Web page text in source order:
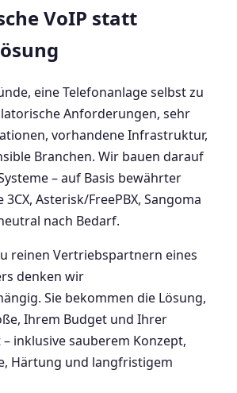
VoIP statt
eine Telefonanlage selbst zu
Anforderungen, sehr
vorhandene Infrastruktur,
Branchen. Wir bauen darauf
– auf Basis bewährter
Asterisk/FreePBX, Sangoma
nach Bedarf.
reinen Vertriebspartnern eines
denken wir
Sie bekommen die Lösung,
Ihrem Budget und Ihrer
inklusive sauberem Konzept,
Härtung und langfristigem